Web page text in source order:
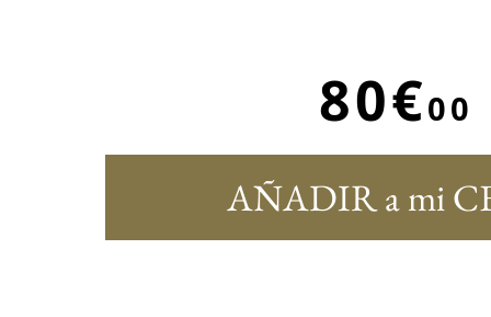
80€00
AÑADIR a mi